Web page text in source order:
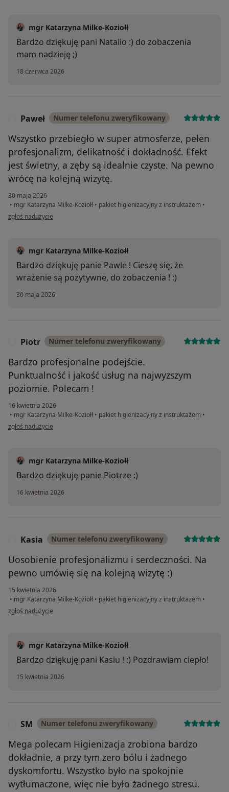
mgr Katarzyna Milke-Koziołł
Bardzo dziękuję pani Natalio :) do zobaczenia
mam nadzieję ;)
18 czerwca 2026
Paweł Numer telefonu zweryfikowany
Wszystko przebiegło w super atmosferze, pełen
profesjonalizm, delikatność i dokładność. Efekt
jest świetny, a zęby są idealnie czyste. Na pewno
wrócę na kolejną wizytę.
30 maja 2026
• mgr Katarzyna Milke-Koziołł • pakiet higienizacyjny z instruktażem •
w opinii użytkownika Paweł
zgłoś nadużycie
mgr Katarzyna Milke-Koziołł
Bardzo dziękuję panie Pawle ! Cieszę się, że
wrażenie są pozytywne, do zobaczenia ! :)
30 maja 2026
Piotr Numer telefonu zweryfikowany
Bardzo profesjonalne podejście.
Punktualność i jakość usług na najwyzszym
poziomie. Polecam !
16 kwietnia 2026
• mgr Katarzyna Milke-Koziołł • pakiet higienizacyjny z instruktażem •
w opinii użytkownika Piotr
zgłoś nadużycie
mgr Katarzyna Milke-Koziołł
Bardzo dziękuję panie Piotrze :)
16 kwietnia 2026
Kasia Numer telefonu zweryfikowany
Uosobienie profesjonalizmu i serdeczności. Na
pewno umówię się na kolejną wizytę :)
15 kwietnia 2026
• mgr Katarzyna Milke-Koziołł • pakiet higienizacyjny z instruktażem •
w opinii użytkownika Kasia
zgłoś nadużycie
mgr Katarzyna Milke-Koziołł
Bardzo dziękuję pani Kasiu ! :) Pozdrawiam ciepło!
15 kwietnia 2026
SM Numer telefonu zweryfikowany
Mega polecam Higienizacja zrobiona bardzo
dokładnie, a przy tym zero bólu i żadnego
dyskomfortu. Wszystko było na spokojnie
wytłumaczone, więc nie było żadnego stresu.